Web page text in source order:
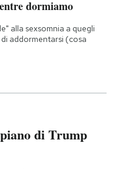
dormiamo
alla sexsomnia a quegli
addormentarsi (cosa
di Trump